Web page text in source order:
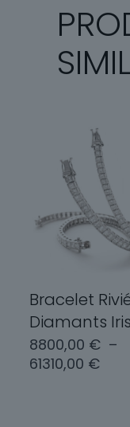
Bracelet
Diamants Iris
8800,00 € –
61310,00 €Plage